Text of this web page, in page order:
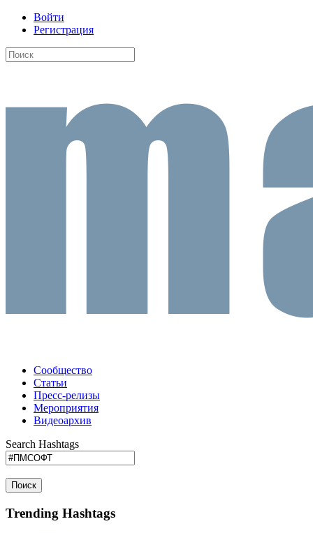
Войти
Регистрация
Сообщество
Статьи
Пресс-релизы
Мероприятия
Видеоархив
Search Hashtags
Поиск
Trending Hashtags